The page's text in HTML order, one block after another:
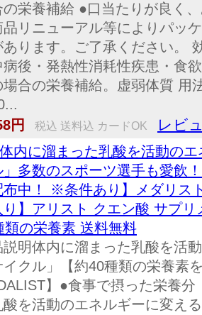
の栄養補給 ●口当たりが良く
リニューアル等によりパッ
あります。ご了承ください。
病後・発熱性消耗性疾患・食
場合の栄養補給。虚弱体質 用
円
税込 送料込 カードOK レビ
体内に溜まった乳酸を活動の
」多数のスポーツ選手も愛飲
布中！ ※条件あり】メダリス
り】アリスト クエン酸 サプ
類の栄養素 送料無料
説明体内に溜まった乳酸を活
イクル」【約40種類の栄養素
】●食事で摂った栄養
酸を活動のエネルギーに変え